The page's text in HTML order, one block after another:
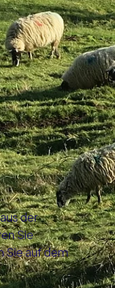
der
Sie
Sie auf dem